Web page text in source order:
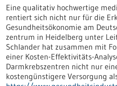
Eine qualitativ hochwertige
rentiert sich nicht nur für die
Gesundheitsökonomie am
zentrum in Heidelberg unter
Schlander hat zusammen mit
einer Kosten-Effektivitäts-
Darmkrebszentren nicht nur
kostengünstigere Versorgung